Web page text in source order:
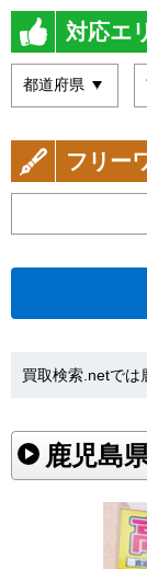
対応エ
フリー
買取検索.netでは
鹿児島